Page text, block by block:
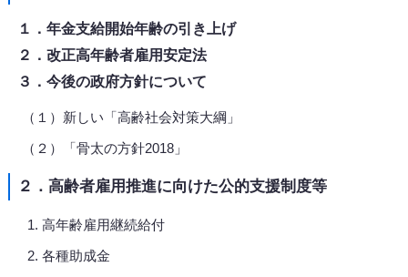
１．年金支給開始年齢の引き上げ
２．改正高年齢者雇用安定法
３．今後の政府方針について
（１）新しい「高齢社会対策大綱」
（２）「骨太の方針2018」
２．高齢者雇用推進に向けた公的支援制度等
高年齢雇用継続給付
各種助成金